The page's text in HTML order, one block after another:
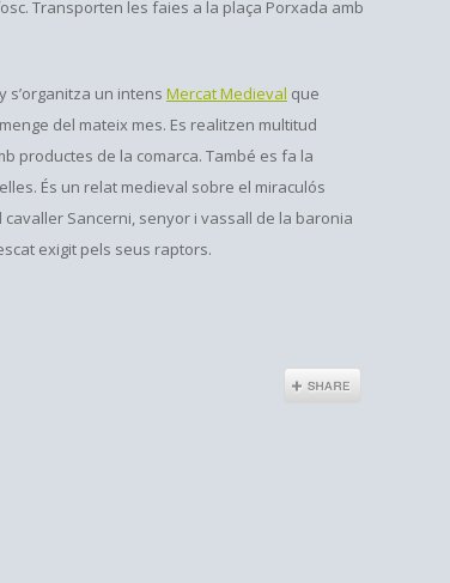
Transporten les faies a la plaça Porxada amb
s’organitza un intens Mercat Medieval que
del mateix mes. Es realitzen multitud
productes de la comarca. També es fa la
És un relat medieval sobre el miraculós
Sancerni, senyor i vassall de la baronia
exigit pels seus raptors.